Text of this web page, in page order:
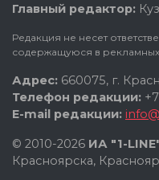
Главный редактор:
Редакция не несет
содержащуюся в
Адрес: 660075, г.
Телефон редакции:
E-mail редакции:
© 2010-2026 ИА "1-
Красноярска,